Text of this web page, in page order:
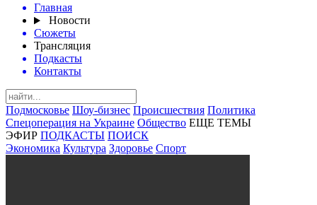
Главная
Новости
Сюжеты
Трансляция
Подкасты
Контакты
Подмосковье Шоу-бизнес Происшествия Политика
Спецоперация на Украине Общество ЕЩЕ ТЕМЫ
ЭФИР ПОДКАСТЫ ПОИСК
Экономика Культура Здоровье Спорт